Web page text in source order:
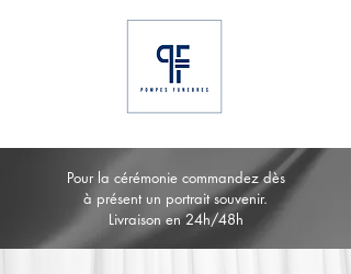
Pour la cérémonie commandez dès
à présent un portrait souvenir.
Livraison en 24h/48h